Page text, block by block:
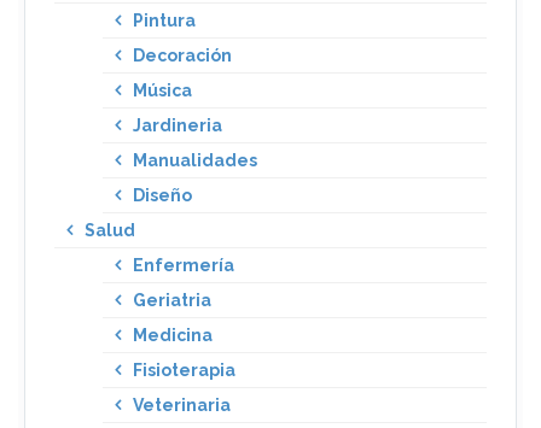
Pintura
Decoración
Música
Jardineria
Manualidades
Diseño
Salud
Enfermería
Geriatria
Medicina
Fisioterapia
Veterinaria